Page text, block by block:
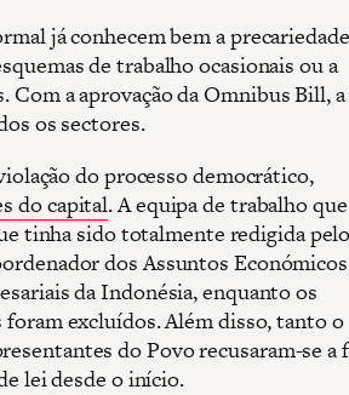
já conhecem bem a
de trabalho ocasionais ou a
a aprovação da Omnibus Bill, a
os sectores.
do processo democrático,
do capital. A equipa de trabalho
tinha sido totalmente redigida pelo
dos Assuntos
da Indonésia, enquanto os
excluídos. Além disso, tanto o
do Povo recusaram-se a
lei desde o início.